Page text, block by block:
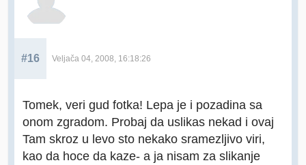
#16 Veljača 04, 2008, 16:18:26
Tomek, veri gud fotka! Lepa je i pozadina sa
onom zgradom. Probaj da uslikas nekad i ovaj
Tam skroz u levo sto nekako sramezljivo viri,
kao da hoce da kaze- a ja nisam za slikanje